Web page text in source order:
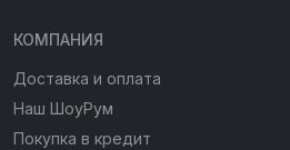
КОМПАНИЯ
Доставка и оплата
Наш ШоуРум
Покупка в кредит